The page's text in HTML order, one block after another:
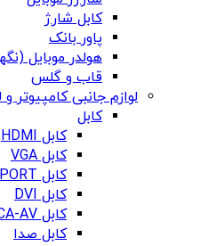
کابل شارژ
پاور بانک
هولدر موبایل
قاب و گلس
لوازم جانبی کامپیوتر
کابل
کابل HDMI
کابل VGA
کابل DISPLAY PORT
کابل DVI
کابل RCA-AV
کابل صدا